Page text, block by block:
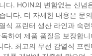
다. HOIN의 변함없는 신념
니다. 더 자세한 내용은 문
식 프린터 생산 라인과 숙
하여 제품 품질을 보장합
다. 최고의 무선 감열식 프